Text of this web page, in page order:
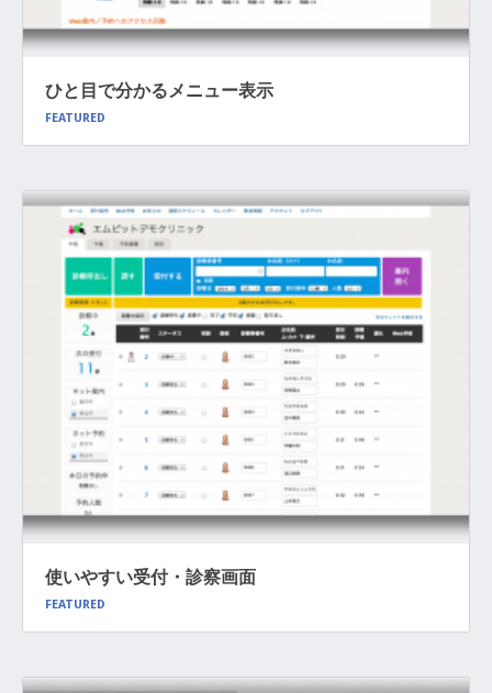
ひと目で分かるメニュー表示
FEATURED
使いやすい受付・診察画面
FEATURED